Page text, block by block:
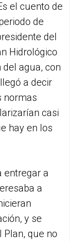
el cuento de
de
del
Hidrológico
agua, con
a decir
normas
casi
hay en los
entregar a
a
y se
que no